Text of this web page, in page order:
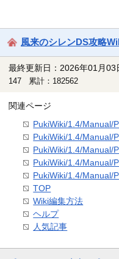
風来のシレンDS攻略
最終更新日：2026年01月
147 累計：182562
関連ページ
PukiWiki/1.4/Manual/
PukiWiki/1.4/Manual/
PukiWiki/1.4/Manual/
PukiWiki/1.4/Manual/
PukiWiki/1.4/Manual/
TOP
Wiki編集方法
ヘルプ
人気記事